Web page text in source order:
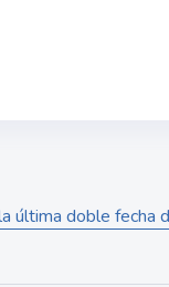
última doble fecha